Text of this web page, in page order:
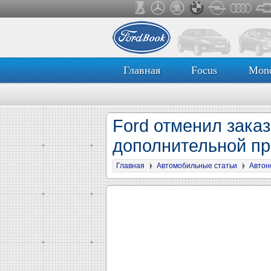
Главная Focus
Ford отменил
дополнительной
Главная Автомобильные статьи